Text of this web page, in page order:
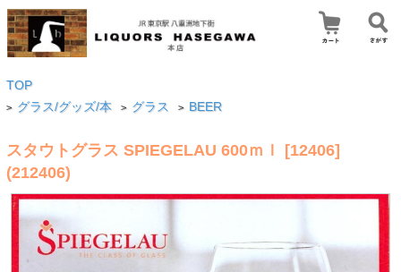
TOP
> グラス/グッズ/本 > グラス > BEER
スタウトグラス SPIEGELAU 600ｍｌ [12406]
(212406)